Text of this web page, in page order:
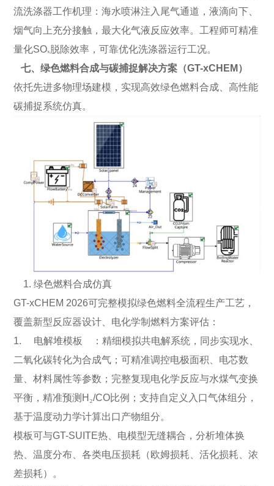
流洗涤器工作机理：海水喷淋注入尾气通道，液滴向下、
烟气向上充分接触，最大化气液反应效率。工程师可精准
量化SOₓ脱除效率，可靠优化洗涤器运行工况。
七、绿色燃料合成与碳捕捉解决方案（GT-xCHEM）
依托先进多物理场建模，实现高效绿色燃料合成、高性能
碳捕捉系统仿真。
1. 绿色燃料合成仿真
GT-xCHEM 2026可完整模拟绿色燃料全流程生产工艺，
覆盖新型反应器设计、电化学制燃料方案评估：
1. 电解堆模板 ：精细模拟共电解系统，同步实现水、
二氧化碳转化为合成气；可精准调控电极面积、电芯数
量、材料属性等参数；完整复现电化学反应与水煤气变换
平衡，精准预测H ₂/CO比例；支持自定义入口气体组分，
基于温度动力学计算出口产物组分。
模板可与GT-SUITE热、电模型无缝耦合，分析堆体换
热、温度分布、各类电压损耗（欧姆损耗、活化损耗、浓
差损耗）。